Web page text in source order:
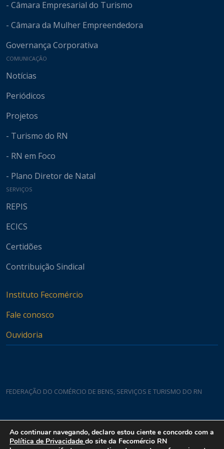
- Câmara Empresarial do Turismo
- Câmara da Mulher Empreendedora
Governança Corporativa
COMUNICAÇÃO
Notícias
Periódicos
Projetos
- Turismo do RN
- RN em Foco
- Plano Diretor de Natal
SERVIÇOS
REPIS
ECICS
Certidões
Contribuição Sindical
Instituto Fecomércio
Fale conosco
Ouvidoria
FEDERAÇÃO DO COMÉRCIO DE BENS, SERVIÇOS E TURISMO DO RN
Rua Padre João Damasceno, 1935 - Lagoa Nova CEP 59075-760
Ao continuar navegando, declaro estou ciente e concordo com a
Política de Privacidade do site da Fecomércio RN